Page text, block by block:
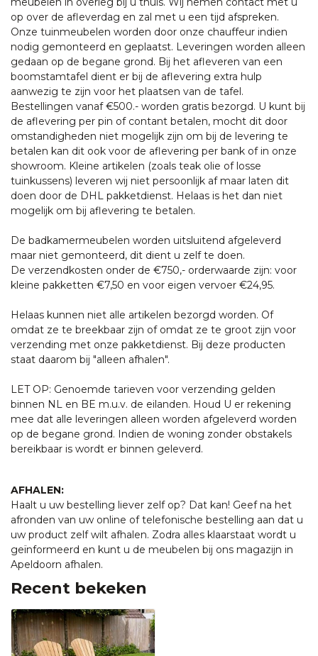
op over de afleverdag en zal met u een tijd afspreken.
Onze tuinmeubelen worden door onze chauffeur indien
nodig gemonteerd en geplaatst. Leveringen worden alleen
gedaan op de begane grond. Bij het afleveren van een
boomstamtafel dient er bij de aflevering extra hulp
aanwezig te zijn voor het plaatsen van de tafel.
Bestellingen vanaf €500.- worden gratis bezorgd. U kunt bij
de aflevering per pin of contant betalen, mocht dit door
omstandigheden niet mogelijk zijn om bij de levering te
betalen kan dit ook voor de aflevering per bank of in onze
showroom. Kleine artikelen (zoals teak olie of losse
tuinkussens) leveren wij niet persoonlijk af maar laten dit
doen door de DHL pakketdienst. Helaas is het dan niet
mogelijk om bij aflevering te betalen.
De badkamermeubelen worden uitsluitend afgeleverd
maar niet gemonteerd, dit dient u zelf te doen.
De verzendkosten onder de €750,- orderwaarde zijn: voor
kleine pakketten €7,50 en voor eigen vervoer €24,95.
Helaas kunnen niet alle artikelen bezorgd worden. Of
omdat ze te breekbaar zijn of omdat ze te groot zijn voor
verzending met onze pakketdienst. Bij deze producten
staat daarom bij "alleen afhalen".
LET OP: Genoemde tarieven voor verzending gelden
binnen NL en BE m.u.v. de eilanden. Houd U er rekening
mee dat alle leveringen alleen worden afgeleverd worden
op de begane grond. Indien de woning zonder obstakels
bereikbaar is wordt er binnen geleverd.
AFHALEN:
Haalt u uw bestelling liever zelf op? Dat kan! Geef na het
afronden van uw online of telefonische bestelling aan dat u
uw product zelf wilt afhalen. Zodra alles klaarstaat wordt u
geïnformeerd en kunt u de meubelen bij ons magazijn in
Apeldoorn afhalen.
Recent bekeken